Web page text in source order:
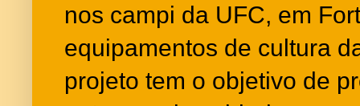
nos campi da UFC, em
equipamentos de cultura
projeto tem o objetivo de